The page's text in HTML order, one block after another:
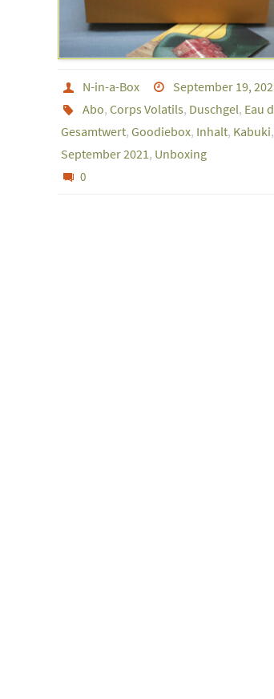
N-in-a-Box September 19,
Abo, Corps Volatils, Duschgel, Eau
Gesamtwert, Goodiebox, Inhalt, Kabuki,
September 2021 , Unboxing
0